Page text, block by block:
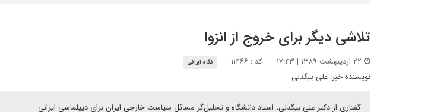
تلاشی دیگر برای خروج از انزوا
کد : ۱۱۴۶۶ نگاه ایرانی
نویسنده خبر: علی بیگدلی
گفتاری از دکتر علی بیگدلی، استاد دانشگاه و تحلیل‌گر مسائل سیاست خارجی ایران برای دیپلماسی ایرانی